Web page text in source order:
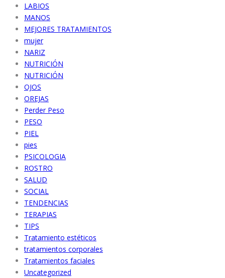
LABIOS
MANOS
MEJORES TRATAMIENTOS
mujer
NARIZ
NUTRICIÓN
NUTRICIÓN
OJOS
OREJAS
Perder Peso
PESO
PIEL
pies
PSICOLOGIA
ROSTRO
SALUD
SOCIAL
TENDENCIAS
TERAPIAS
TIPS
Tratamiento estéticos
tratamientos corporales
Tratamientos faciales
Uncategorized